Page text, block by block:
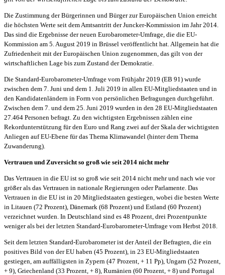
Die Zustimmung der Bürgerinnen und Bürger zur Europäischen Union erreicht
die höchsten Werte seit dem Amtsantritt der Juncker-Kommission im Jahr 2014.
Das sind die Ergebnisse der neuen Eurobarometer-Umfrage, die die EU-
Kommission am 5. August 2019 in Brüssel veröffentlicht hat. Allgemein hat die
Zufriedenheit mit der Europäischen Union zugenommen, das gilt von der
wirtschaftlichen Lage bis zum Zustand der Demokratie.
Die Standard-Eurobarometer-Umfrage vom Frühjahr 2019 (EB 91) wurde
zwischen dem 7. Juni und dem 1. Juli 2019 in allen EU-Mitgliedstaaten und in
den Kandidatenländern in Form von persönlichen Befragungen durchgeführt.
Zwischen dem 7. und dem 25. Juni 2019 wurden in den 28 EU-Mitgliedstaaten
27.464 Personen befragt. Zu den wichtigsten Ergebnissen zählen eine
Rekordunterstützung für den Euro und Rang zwei auf der Skala der wichtigsten
Anliegen auf EU-Ebene für das Thema Klimawandel (hinter dem Thema
Zuwanderung).
Vertrauen und Zuversicht so groß wie seit 2014 nicht mehr
Das Vertrauen in die EU ist so groß wie seit 2014 nicht mehr und nach wie vor
größer als das Vertrauen in nationale Regierungen oder Parlamente. Das
Vertrauen in die EU ist in 20 Mitgliedstaaten gestiegen, wobei die besten Werte
in Litauen (72 Prozent), Dänemark (68 Prozent) und Estland (60 Prozent)
verzeichnet wurden. In Deutschland sind es 48 Prozent, drei Prozentpunkte
weniger als bei der letzten Standard-Eurobarometer-Umfrage vom Herbst 2018.
Seit dem letzten Standard-Eurobarometer ist der Anteil der Befragten, die ein
positives Bild von der EU haben (45 Prozent), in 23 EU-Mitgliedstaaten
gestiegen, am auffälligsten in Zypern (47 Prozent, + 11 Pp), Ungarn (52 Prozent,
+ 9), Griechenland (33 Prozent, + 8), Rumänien (60 Prozent, + 8) und Portugal